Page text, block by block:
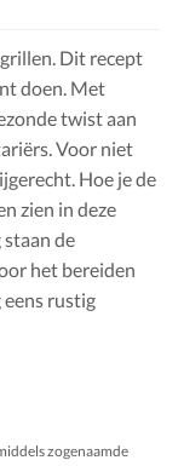
Dit recept
doen. Met
twist aan
Voor niet
Hoe je de
zien in deze
de
het bereiden
eens rustig
zogenaamde